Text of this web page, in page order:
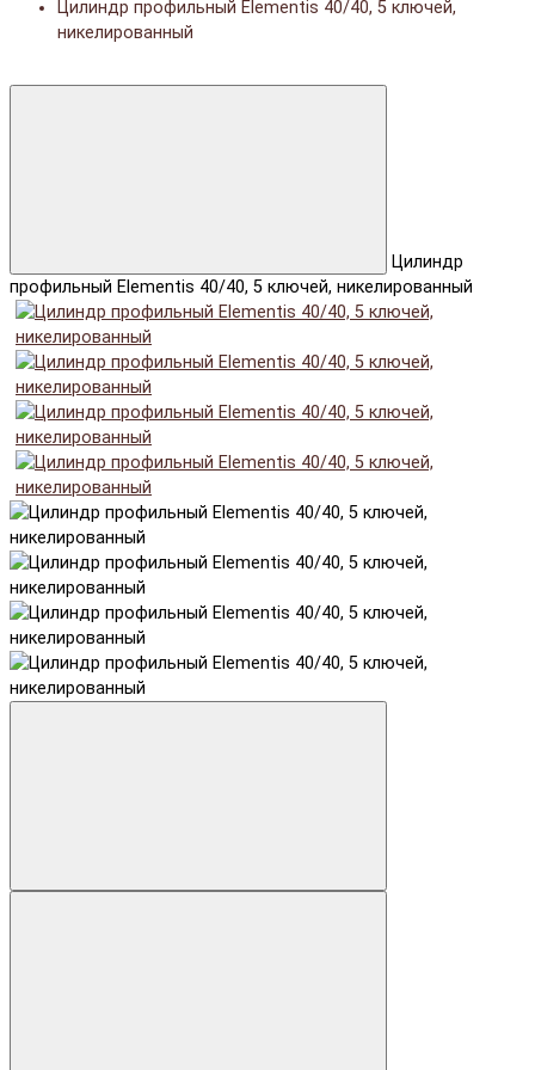
Цилиндр профильный Elementis 40/40, 5 ключей,
никелированный
Цилиндр
профильный Elementis 40/40, 5 ключей, никелированный